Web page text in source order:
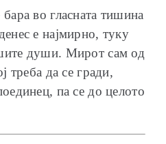
во гласната тишина
е најмирно, туку
души. Мирот сам од
треба да се гради,
па се до целото